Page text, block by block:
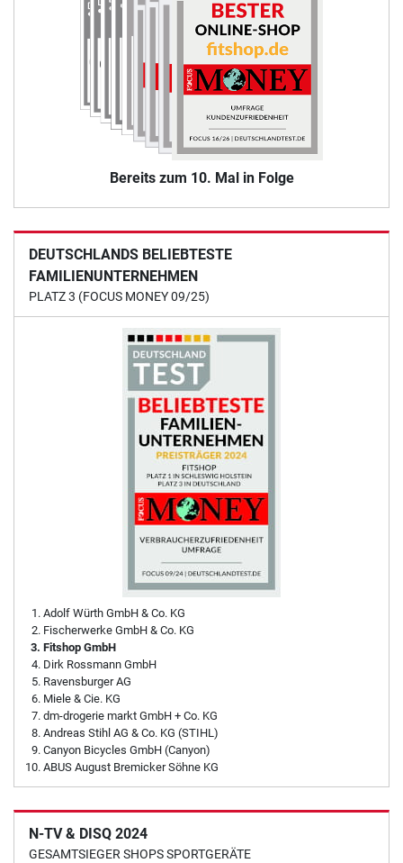
Bereits zum 10. Mal in Folge
DEUTSCHLANDS BELIEBTESTE
FAMILIENUNTERNEHMEN
PLATZ 3 (FOCUS MONEY 09/25)
Adolf Würth GmbH & Co. KG
Fischerwerke GmbH & Co. KG
Fitshop GmbH
Dirk Rossmann GmbH
Ravensburger AG
Miele & Cie. KG
dm-drogerie markt GmbH + Co. KG
Andreas Stihl AG & Co. KG (STIHL)
Canyon Bicycles GmbH (Canyon)
ABUS August Bremicker Söhne KG
N-TV & DISQ 2024
GESAMTSIEGER SHOPS SPORTGERÄTE